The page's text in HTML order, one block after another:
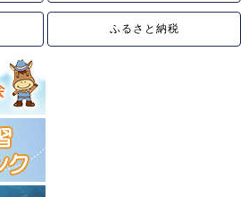
ふるさと納税